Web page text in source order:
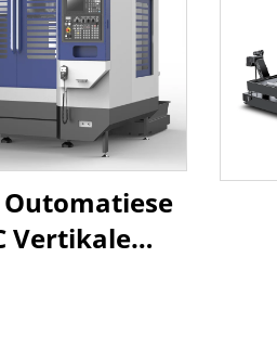
Outomatiese
Vertikale